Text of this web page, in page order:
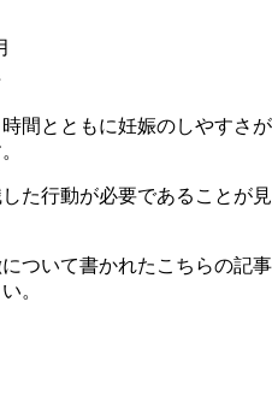
間とともに妊娠のしやすさが
た行動が必要であることが見
ついて書かれたこちらの記事
。